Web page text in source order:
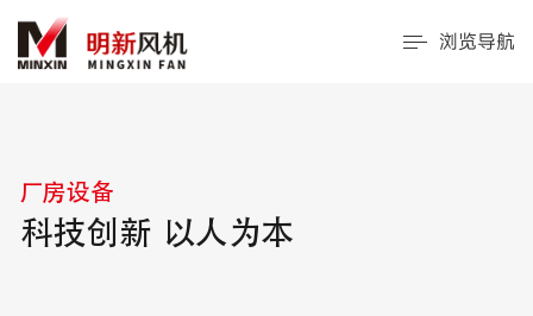
浏览导航
厂房设备
科技创新 以人为本